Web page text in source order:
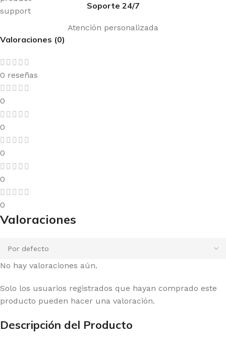
Soporte 24/7
Atención personalizada
Valoraciones (0)
0 reseñas
0
0
0
0
0
Valoraciones
No hay valoraciones aún.
Solo los usuarios registrados que hayan comprado este
producto pueden hacer una valoración.
Descripción del Producto